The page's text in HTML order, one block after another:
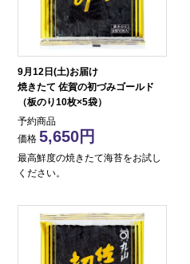
9月12日(土)お届け
焼きたて 佐賀の初づみゴールド
（板のり10枚×5袋）
予約商品
価格 5,650
最高鮮度の焼きたて海苔をお試し
ください。